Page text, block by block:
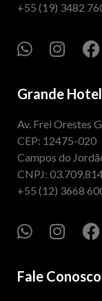
+55 (19) 3482
Grande
Av. Frei Orestes
CEP: 12475-020
Campos do
CNPJ:
+55 (12) 3668
Fale Conosco